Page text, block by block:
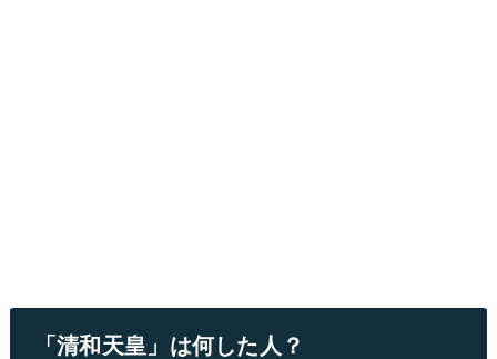
「清和天皇」は何した人？